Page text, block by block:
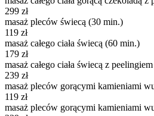
299 zł
masaż pleców świecą (30 min.)
119 zł
masaż całego ciała świecą (60 min.)
179 zł
masaż całego ciała świecą z
239 zł
masaż pleców gorącymi kamieniami
119 zł
masaż pleców gorącymi kamieniami